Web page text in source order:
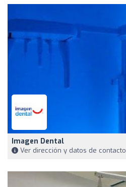
Imagen Dental
Ver dirección y datos de contacto